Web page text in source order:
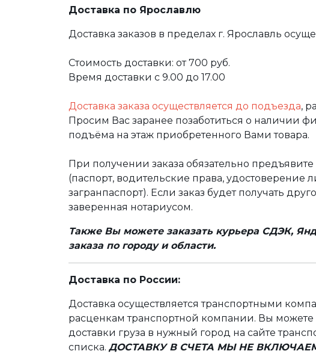
Доставка по Ярославлю
Доставка заказов в пределах г. Ярославль
Стоимость доставки: от 700 руб.
Время доставки с 9.00 до 17.00
Доставка заказа осуществляется до подъезда,
Просим Вас заранее позаботиться о наличии
подъёма на этаж приобретенного Вами товара.
При получении заказа обязательно
(паспорт, водительские права, удостоверение
загранпаспорт). Если заказ будет получать
заверенная нотариусом.
Также Вы можете заказать курьера СДЭК,
заказа по городу и области.
Доставка по России:
Доставка осуществляется транспортными
расценкам транспортной компании. Вы можете
доставки груза в нужный город на сайте
списка. ДОСТАВКУ В СЧЕТА МЫ НЕ